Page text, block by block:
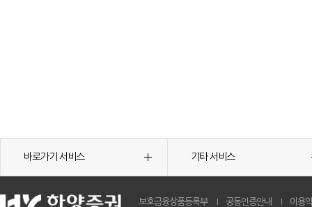
바로가기 서비스 기타 서비스
보호금융상품등록부 공동인증안내 이용